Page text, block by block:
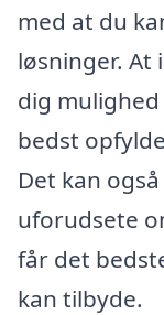
med at du
løsninger.
dig
bedst
Det kan
uforudsete
får det
kan tilbyde.